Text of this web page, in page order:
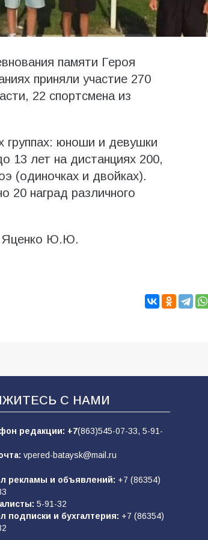
памяти Героя
приняли участие 270
22 спортсмена из
группах: юноши и девушки
13 лет на дистанциях 200,
(одиночках и двойках).
20 наград различного
Яценко Ю.Ю.
С НАМИ
редакции: +7(863)545-07-33, 5-91-
vpered-bataysk@mail.ru
рекламы и объявлений: +7 (86354)
5-91-32
подписки и бухгалтерия: +7 (86354)